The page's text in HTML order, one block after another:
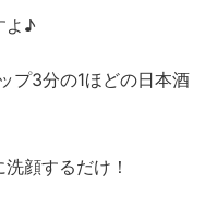
よ♪
プ3分の1ほどの日本酒
顔するだけ！